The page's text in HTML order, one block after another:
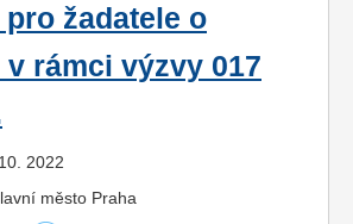
žadatele o
rámci výzvy 017
2022
město Praha